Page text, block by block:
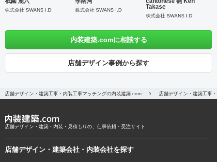
株式会社 SWANS I.D 株式会社 SWANS I.D
Takase
株式会社 SWANS I.D
内装建築.comに相談する
店舗デザイン事例から探す
店舗デザイン・建築工事・内装工事マッチングの内装建築.com 店舗デザイン・建築工事
店舗デザイン・建築・内装・見積もりの、仕事依頼・受注サイト
店舗デザイン・建築会社・内装会社を探す